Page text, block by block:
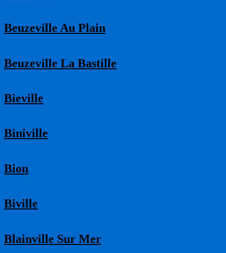
Beuzeville Au Plain
Beuzeville La Bastille
Bieville
Biniville
Bion
Biville
Blainville Sur Mer